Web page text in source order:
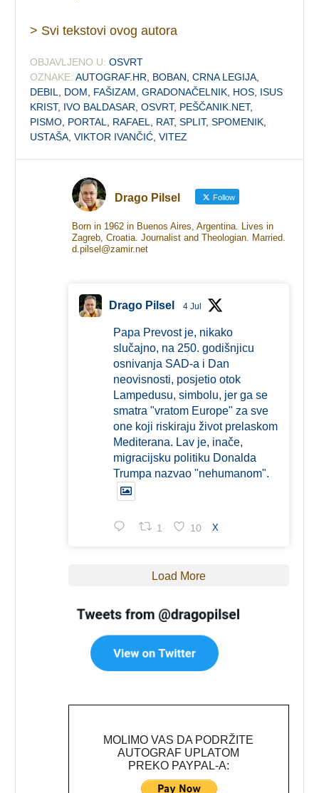
> Svi tekstovi ovog autora
OBJAVLJENO U: OSVRT
OZNAKE: AUTOGRAF.HR BOBAN ,CRNA LEGIJA
DEBIL
DOM FAŠIZAM ,GRADONAČELNIK HOS ISUS
KRIST, IVO BALDASAR ,OSVRT, PEŠČANIK.NET,
PISMO PORTAL RAFAEL RAT,SPLIT,SPOMENIK
USTAŠA ,VIKTOR IVANČIĆ ,VITEZ
Drago Pilsel Follow
Born in 1962 in Buenos Aires, Argentina. Lives in
Zagreb, Croatia. Journalist and Theologian. Married.
d.pilsel@zamir.net
Drago Pilsel 4 Jul
Papa Prevost je, nikako
slučajno, na 250. godišnjicu
osnivanja SAD-a i Dan
neovisnosti, posjetio otok
Lampedusu, simbolu, jer ga se
smatra "vratom Europe" za sve
one koji riskiraju život prelaskom
Mediterana. Lav je, inače,
migracijsku politiku Donalda
Trumpa nazvao "nehumanom".
1 10 X
Load More
MOLIMO VAS DA PODRŽITE
AUTOGRAF UPLATOM
PREKO PAYPAL-A: